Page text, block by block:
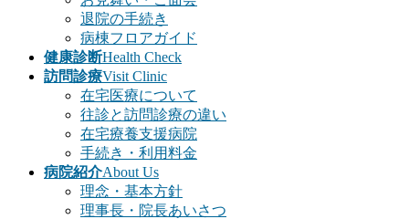
退院の手続き
病棟フロアガイド
健康診断Health Check
訪問診療Visit Clinic
在宅医療について
往診と訪問診療の違い
在宅療養支援病院
手続き・利用料金
病院紹介About Us
理念・基本方針
理事長・院長あいさつ